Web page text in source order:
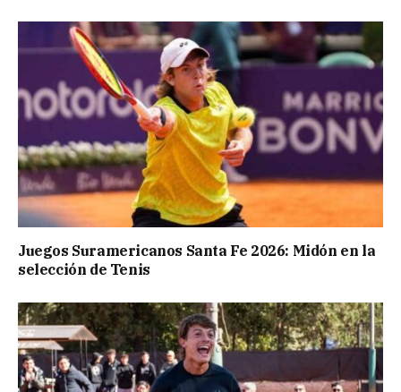
Juegos Suramericanos Santa Fe 2026: Midón en la
selección de Tenis